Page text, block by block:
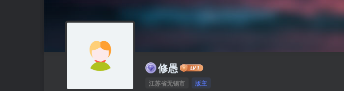
修愚
江苏省无锡市 版主